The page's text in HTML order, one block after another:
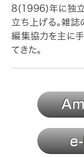
8(1996)年に独立
立ち上げる。雑誌
編集協力を主に
てきた。